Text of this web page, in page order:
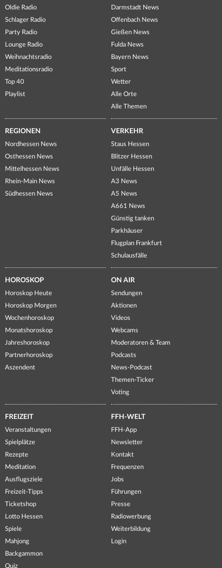
Oldie Radio
Schlager Radio
Party Radio
Lounge Radio
Weihnachtsradio
Meditationsradio
Top 40
Playlist
Darmstadt News
Offenbach News
Gießen News
Fulda News
Bayern News
Sport
Wetter
Alle Orte
Alle Themen
REGIONEN
Nordhessen News
Osthessen News
Mittelhessen News
Rhein-Main News
Südhessen News
VERKEHR
Staus Hessen
Blitzer Hessen
Unfälle Hessen
A3 News
A5 News
A661 News
Günstig tanken
Parkhäuser
Flugplan Frankfurt
Schulausfälle
HOROSKOP
Horoskop Heute
Horoskop Morgen
Wochenhoroskop
Monatshoroskop
Jahreshoroskop
Partnerhoroskop
Aszendent
ON AIR
Sendungen
Aktionen
Videos
Webcams
Moderatoren & Team
Podcasts
News-Podcast
Themen-Ticker
Voting
FREIZEIT
Veranstaltungen
Spielplätze
Rezepte
Meditation
Ausflugsziele
Freizeit-Tipps
Ticketshop
Lotto Hessen
Spiele
Mahjong
Backgammon
Quiz
FFH-WELT
FFH-App
Newsletter
Kontakt
Frequenzen
Jobs
Führungen
Presse
Radiowerbung
Weiterbildung
Login